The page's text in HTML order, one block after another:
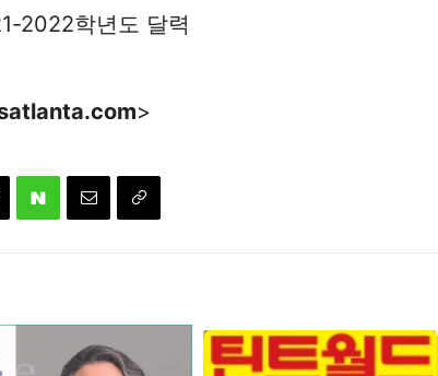
2022학년도 달력
>